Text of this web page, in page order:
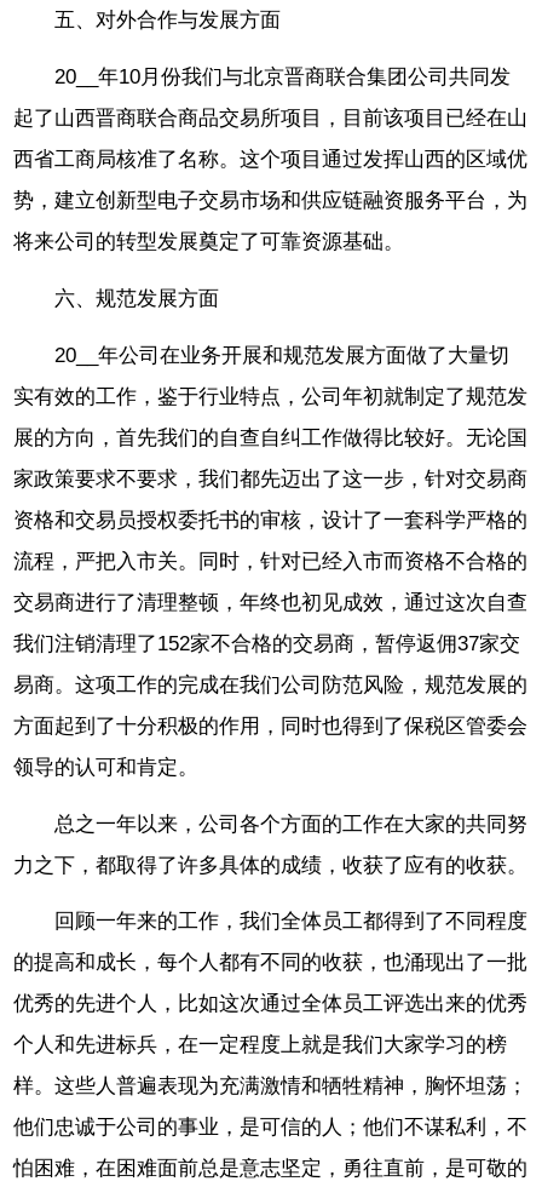
五、对外合作与发展方面
20__年10月份我们与北京晋商联合集团公司共同发
起了山西晋商联合商品交易所项目，目前该项目已经在山
西省工商局核准了名称。这个项目通过发挥山西的区域优
势，建立创新型电子交易市场和供应链融资服务平台，为
将来公司的转型发展奠定了可靠资源基础。
六、规范发展方面
20__年公司在业务开展和规范发展方面做了大量切
实有效的工作，鉴于行业特点，公司年初就制定了规范发
展的方向，首先我们的自查自纠工作做得比较好。无论国
家政策要求不要求，我们都先迈出了这一步，针对交易商
资格和交易员授权委托书的审核，设计了一套科学严格的
流程，严把入市关。同时，针对已经入市而资格不合格的
交易商进行了清理整顿，年终也初见成效，通过这次自查
我们注销清理了152家不合格的交易商，暂停返佣37家交
易商。这项工作的完成在我们公司防范风险，规范发展的
方面起到了十分积极的作用，同时也得到了保税区管委会
领导的认可和肯定。
总之一年以来，公司各个方面的工作在大家的共同努
力之下，都取得了许多具体的成绩，收获了应有的收获。
回顾一年来的工作，我们全体员工都得到了不同程度
的提高和成长，每个人都有不同的收获，也涌现出了一批
优秀的先进个人，比如这次通过全体员工评选出来的优秀
个人和先进标兵，在一定程度上就是我们大家学习的榜
样。这些人普遍表现为充满激情和牺牲精神，胸怀坦荡；
他们忠诚于公司的事业，是可信的人；他们不谋私利，不
怕困难，在困难面前总是意志坚定，勇往直前，是可敬的